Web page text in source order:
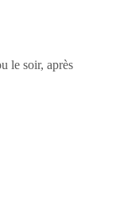
le soir, après